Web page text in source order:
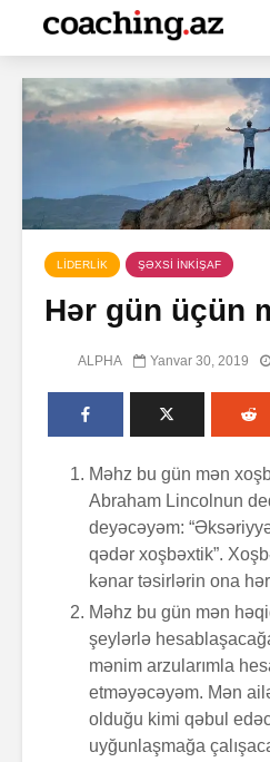
LİDERLİK ŞƏXSİ İNKİŞAF
Hər gün üçün
ALPHA Yanvar 30, 2019
Məhz bu gün mən
Abraham Lincolnun
deyəcəyəm:
qədər xoşbəxtik”.
kənar təsirlərin ona
Məhz bu gün mən
şeylərlə
mənim arzularımla
etməyəcəyəm. Mən
olduğu kimi qəbul
uyğunlaşmağa
Alfred Adler və
onun fərdi
psixologiya